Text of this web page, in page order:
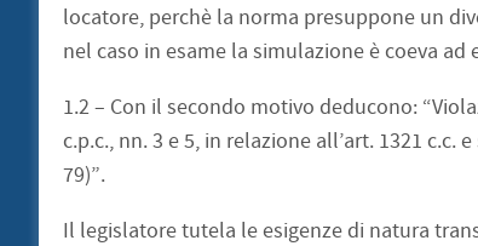
locatore, perchè la norma presuppone un
nel caso in esame la simulazione è coeva
1.2 – Con il secondo motivo deducono:
c.p.c., nn. 3 e 5, in relazione all’art. 1321 c.c.
79)”.
Il legislatore tutela le esigenze di natura